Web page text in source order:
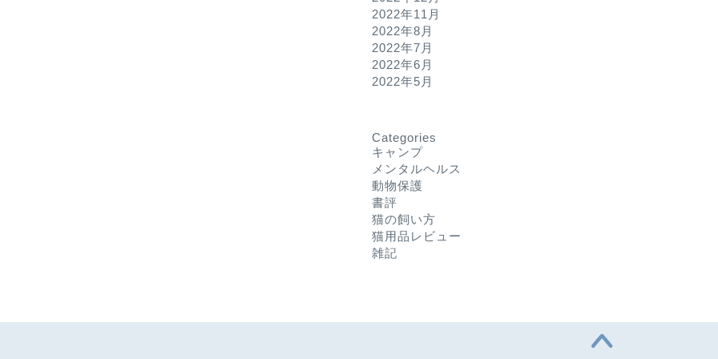
2022年11月
2022年8月
2022年7月
2022年6月
2022年5月
Categories
キャンプ
メンタルヘルス
動物保護
書評
猫の飼い方
猫用品レビュー
雑記